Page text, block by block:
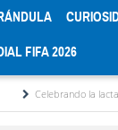
FIFA 2026
la lactancia materna: